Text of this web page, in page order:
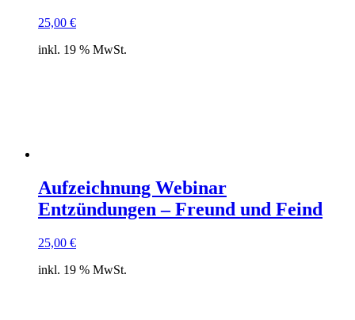
25,00 €
inkl. 19 % MwSt.
Aufzeichnung Webinar
Entzündungen – Freund und Feind
25,00 €
inkl. 19 % MwSt.